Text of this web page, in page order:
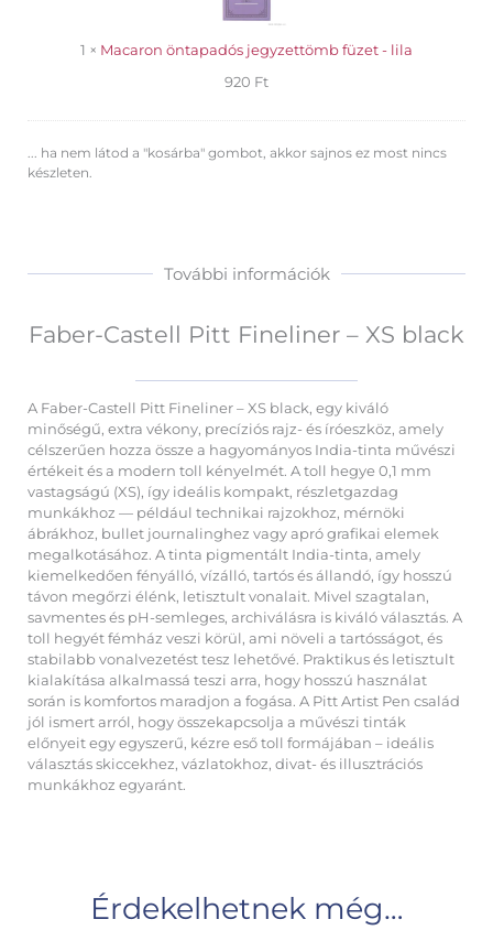
lila
1 × Macaron öntapadós jegyzettömb füzet - lila
920 Ft
... ha nem látod a "kosárba" gombot, akkor sajnos ez most nincs
készleten.
További információk
Faber-Castell Pitt Fineliner – XS black
A Faber-Castell Pitt Fineliner – XS black, egy kiváló
minőségű, extra vékony, precíziós rajz- és íróeszköz, amely
célszerűen hozza össze a hagyományos India-tinta művészi
értékeit és a modern toll kényelmét. A toll hegye 0,1 mm
vastagságú (XS), így ideális kompakt, részletgazdag
munkákhoz — például technikai rajzokhoz, mérnöki
ábrákhoz, bullet journalinghez vagy apró grafikai elemek
megalkotásához. A tinta pigmentált India-tinta, amely
kiemelkedően fényálló, vízálló, tartós és állandó, így hosszú
távon megőrzi élénk, letisztult vonalait. Mivel szagtalan,
savmentes és pH-semleges, archiválásra is kiváló választás. A
toll hegyét fémház veszi körül, ami növeli a tartósságot, és
stabilabb vonalvezetést tesz lehetővé. Praktikus és letisztult
kialakítása alkalmassá teszi arra, hogy hosszú használat
során is komfortos maradjon a fogása. A Pitt Artist Pen család
jól ismert arról, hogy összekapcsolja a művészi tinták
előnyeit egy egyszerű, kézre eső toll formájában – ideális
választás skiccekhez, vázlatokhoz, divat- és illusztrációs
munkákhoz egyaránt.
Érdekelhetnek még…